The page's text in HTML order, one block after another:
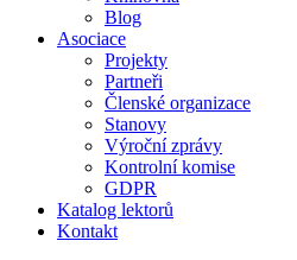
Blog
Asociace
Projekty
Partneři
Členské organizace
Stanovy
Výroční zprávy
Kontrolní komise
GDPR
Katalog lektorů
Kontakt